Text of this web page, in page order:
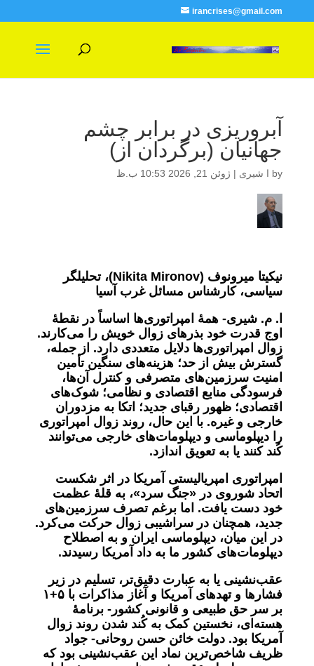
irancrises@gmail.com
آبروریزی در برابر چشم
جهانیان (برگردان از)
by ا شیری | ژوئن 21, 2026 10:53 ب.ظ
نیکیتا میرونوف (Nikita Mironov)، تحلیلگر
سیاسی، کارشناس مسائل غرب آسیا
ا. م. شیری-همۀ امپراتوری‌ها اساساً در نقطۀ
اوج قدرت خود بذرهای زوال خویش را می‌کارند.
زوال امپراتوری‌ها دلایل متعددی دارد. از جمله،
گسترش بیش از حد؛ هزینه‌های سنگین تأمین
امنیت سرزمین‌های متصرفی و کنترل آن‌ها،
فرسودگی منابع اقتصادی و نظامی؛ شوک‌های
اقتصادی؛ ظهور رقبای جدید؛ اتکا به مزدوران
خارجی و غیره. با این حال، روند زوال امپراتوری
را دیپلوماسی و دیپلومات‌های خارجی می‌توانند
کُند کنند یا به تعویق اندازد.
امپراتوری امپریالیستی آمریکا در اثر شکست
اتحاد شوروی در «جنگ سرد»، به قلۀ عظمت
خود دست یافت. اما برغم تصرف سرزمین‌های
جدید، همچنان در سراشیبی زوال حرکت می‌کرد.
در این میان، دیپلوماسی ایران و به اصطلاح
دیپلومات‌های کشور ما به داد آمریکا رسیدند.
عقب‌نشینی یا به عبارت دقیق‌تر، تسلیم در زیر
فشارها و تهدهای آمریکا و آغاز مذاکرات با ۵+١
بر سر حق طبیعی و قانونی کشور- برنامۀ
هسته‌ای، نخستین کمک به کُند شدن روند زوال
آمریکا بود. دولت خائن حسن روحانی- جواد
ظریف شاخص‌ترین نماد این عقب‌نشینی بود که